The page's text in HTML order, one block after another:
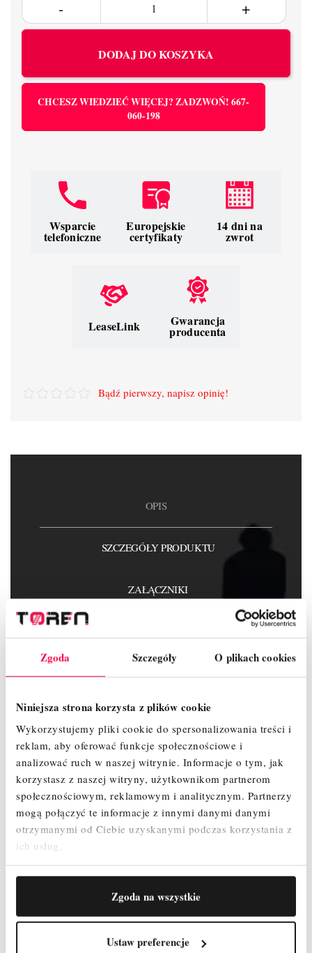
Zgoda Szczegóły O plikach cookies
Niniejsza strona korzysta z plików cookie
Wykorzystujemy pliki cookie do spersonalizowania treści i
reklam, aby oferować funkcje społecznościowe i
analizować ruch w naszej witrynie. Informacje o tym, jak
korzystasz z naszej witryny, użytkownikom partnerom
społecznościowym, reklamowym i analitycznym. Partnerzy
mogą połączyć te informacje z innymi danymi danymi
otrzymanymi od Ciebie uzyskanymi podczas korzystania z
ich usług.
Zgoda na wszystkie
Ustaw preferencje
DODAJ DO KOSZYKA
CHCESZ WIEDZIEĆ WIĘCEJ? ZADZWOŃ! 667-
060-198
Wsparcie
telefoniczne
Europejskie
certyfikaty
14 dni na
zwrot
LeaseLink Gwarancja
producenta
Bądź pierwszy, napisz opinię!
OPIS
SZCZEGÓŁY PRODUKTU
ZAŁĄCZNIKI
Wykaz elementów :
Koło jezdne 200 mm z hamulcem i regulacją – 4 szt.
Podest z klapą – 2 szt.
Podest bez klapy - 1 szt.
Rama 2m ( 8 szczebli ) - 3 szt.
Rama 1m (4 szczeble ) - 2 szt.
Poręcz wyprzedzająca - 4 szt.
Stężenie poziome – 1 szt.
Stężenie ukośne – 0 szt.
Zestaw Burt – 1 szt.
Stopa ocynkowana bez regulacji - 4 szt.
Zawleczki – 10 szt.